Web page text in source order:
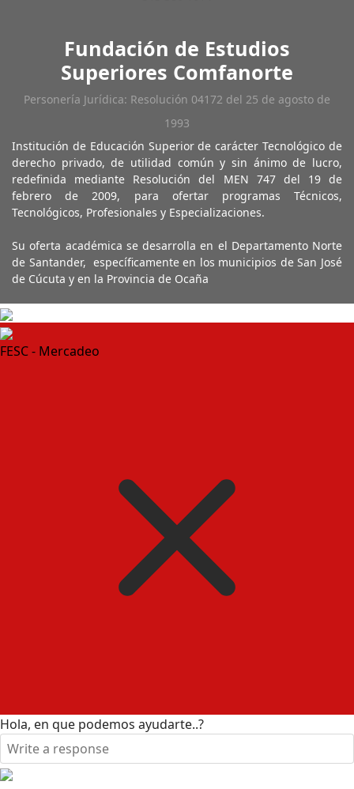
Fundación de Estudios
Superiores Comfanorte
Personería Jurídica: Resolución 04172 del 25 de agosto de
1993
Institución de Educación Superior de carácter Tecnológico de
derecho privado, de utilidad común y sin ánimo de lucro,
redefinida mediante Resolución del MEN 747 del 19 de
febrero de 2009, para ofertar programas Técnicos,
Tecnológicos, Profesionales y Especializaciones.
Su oferta académica se desarrolla en el Departamento Norte
de Santander, específicamente en los municipios de San José
de Cúcuta y en la Provincia de Ocaña
FESC - Mercadeo
Hola, en que podemos ayudarte..?